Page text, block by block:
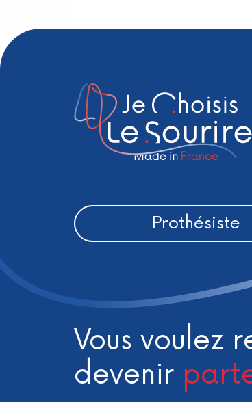
Prothésiste
Vous voulez
devenir